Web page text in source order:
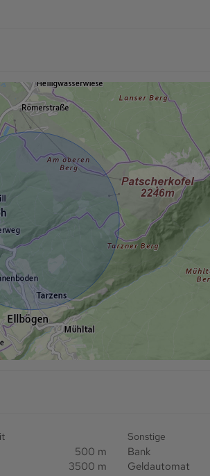
500 m
3500 m
Sonstige
Bank
Geldautomat